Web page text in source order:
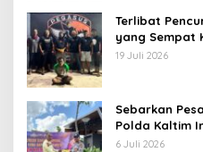
Terlibat
yang Sempat
Tim
19 Juli 2026
Sebarkan
Polda Kaltim
Spanduk
6 Juli 2026